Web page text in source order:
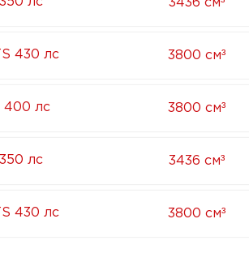
3436 см
430 лс 3800 см³
400 лс 3800 см³
лс 3436 см³
430 лс 3800 см³